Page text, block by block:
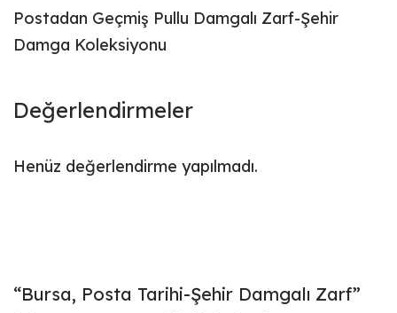
Postadan Geçmiş Pullu Damgalı Zarf-Şehir
Damga Koleksiyonu
Değerlendirmeler
Henüz değerlendirme yapılmadı.
“Bursa, Posta Tarihi-Şehir Damgalı Zarf”